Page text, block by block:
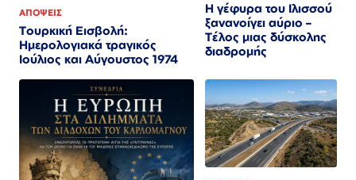
ΑΠΟΨΕΙΣ
Τουρκική Εισβολή:
Ημερολογιακά τραγικός
Ιούλιος και Αύγουστος 1974
Η γέφυρα του Ιλισσού
ξανανοίγει αύριο –
Τέλος μιας δύσκολης
διαδρομής